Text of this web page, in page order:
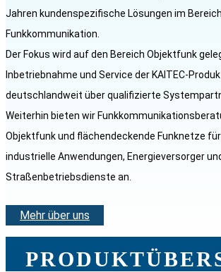
Jahren kundenspezifische Lösungen im
Funkkommunikation.
Der Fokus wird auf den Bereich Objektfunk
Inbetriebnahme und Service der KAITEC-
deutschlandweit über qualifizierte
Weiterhin bieten wir
Objektfunk und flächendeckende Funknetze für
industrielle Anwendungen, Energieversorger
Straßenbetriebsdienste an.
Mehr über uns